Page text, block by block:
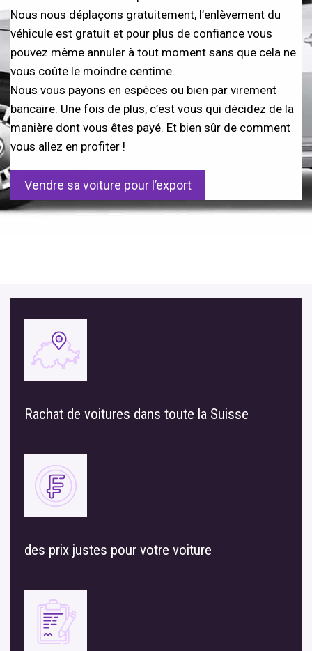
Nous nous déplaçons gratuitement, l’enlèvement du
véhicule est gratuit et pour plus de confiance vous
pouvez même annuler à tout moment sans que cela ne
vous coûte le moindre centime.
Nous vous payons en espèces ou bien par virement
bancaire. Une fois de plus, c’est vous qui décidez de la
manière dont vous êtes payé. Et bien sûr de comment
vous allez en profiter !
Vendre sa voiture pour l’export
Rachat de voitures dans toute la Suisse
des prix justes pour votre voiture